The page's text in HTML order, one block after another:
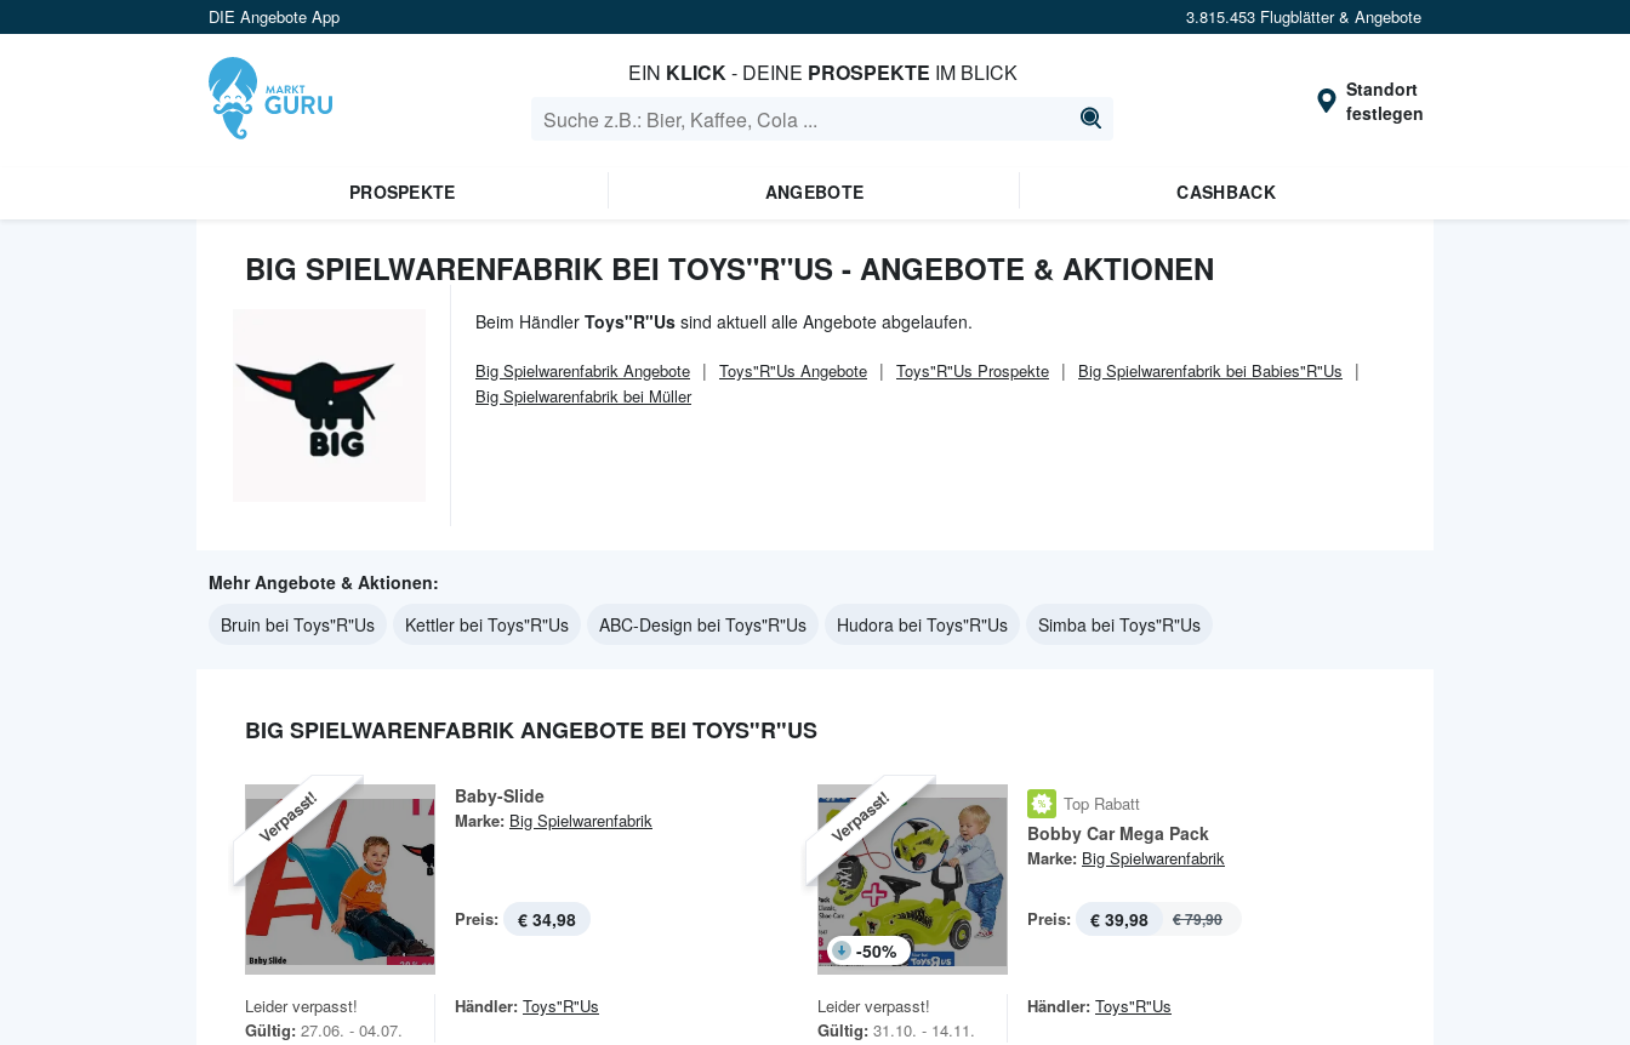
DIE Angebote App 3.815.453 Flugblätter & Angebote
EIN KLICK- DEINE PROSPEKTE IM BLICK
Standort
festlegen
PROSPEKTE ANGEBOTE CASHBACK
BIG SPIELWARENFABRIK BEI TOYS"R"US - ANGEBOTE & AKTIONEN
Beim Händler Toys"R"Us sind aktuell alle Angebote abgelaufen.
Big Spielwarenfabrik Angebote Toys"R"Us Angebote Toys"R"Us Prospekte
Big Spielwarenfabrik bei Babies"R"Us
Big Spielwarenfabrik bei Müller
Mehr Angebote & Aktionen:
Bruin bei Toys"R"Us
Kettler bei Toys"R"Us ABC-Design bei Toys"R"Us Hudora bei Toys"R"Us Simba bei Toys"R"Us
BIG SPIELWARENFABRIK ANGEBOTE BEI TOYS"R"US
Verpasst! Baby-Slide
Marke: Big Spielwarenfabrik
Preis: € 34,98
Leider verpasst!
Gültig: 27.06. - 04.07.
Händler: Toys"R"Us
Verpasst!
-50%
Top Rabatt
Bobby Car Mega Pack
Marke: Big Spielwarenfabrik
Preis: € 39,98 € 79,90
Leider verpasst!
Gültig: 31.10. - 14.11.
Händler: Toys"R"Us